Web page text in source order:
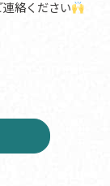
絡ください